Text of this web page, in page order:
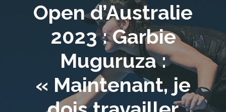
Open d’Australie
2023 : Garbie
Muguruza :
« Maintenant, je